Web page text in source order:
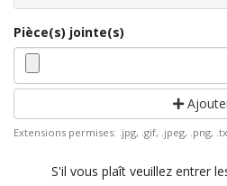
Pièce(s) jointe(s)
Extensions permises: .jpg, .gif, .jpeg, .png,
S'il vous plaît veuillez entrer